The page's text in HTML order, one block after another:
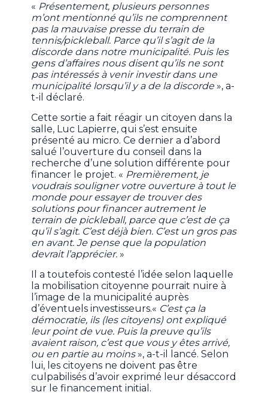
« Présentement, plusieurs personnes
m’ont mentionné qu’ils ne comprennent
pas la mauvaise presse du terrain de
tennis/pickleball. Parce qu’il s’agit de la
discorde dans notre municipalité. Puis les
gens d’affaires nous disent qu’ils ne sont
pas intéressés à venir investir dans une
municipalité lorsqu’il y a de la discorde», a-
t-il déclaré.
Cette sortie a fait réagir un citoyen dans la
salle, Luc Lapierre, qui s’est ensuite
présenté au micro. Ce dernier a d’abord
salué l’ouverture du conseil dans la
recherche d’une solution différente pour
financer le projet. « Premièrement, je
voudrais souligner votre ouverture à tout le
monde pour essayer de trouver des
solutions pour financer autrement le
terrain de pickleball, parce que c’est de ça
qu’il s’agit. C’est déjà bien. C’est un gros pas
en avant. Je pense que la population
devrait l’apprécier.»
Il a toutefois contesté l’idée selon laquelle
la mobilisation citoyenne pourrait nuire à
l’image de la municipalité auprès
d’éventuels investisseurs.« C’est ça la
démocratie, ils (les citoyens) ont expliqué
leur point de vue. Puis la preuve qu’ils
avaient raison, c’est que vous y êtes arrivé,
ou en partie au moins», a-t-il lancé. Selon
lui, les citoyens ne doivent pas être
culpabilisés d’avoir exprimé leur désaccord
sur le financement initial.